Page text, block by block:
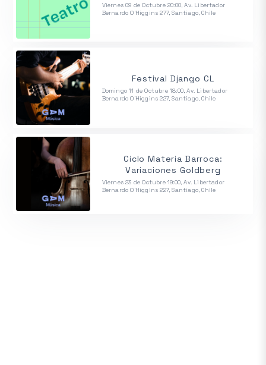
Viernes 09 de Octubre 20:00, Av. Libertador
Bernardo O'Higgins 277, Santiago, Chile
Festival Django CL
Domingo 11 de Octubre 18:00, Av. Libertador
Bernardo O'Higgins 227, Santiago, Chile
Ciclo Materia Barroca:
Variaciones Goldberg
Viernes 23 de Octubre 19:00, Av. Libertador
Bernardo O'Higgins 227, Santiago, Chile